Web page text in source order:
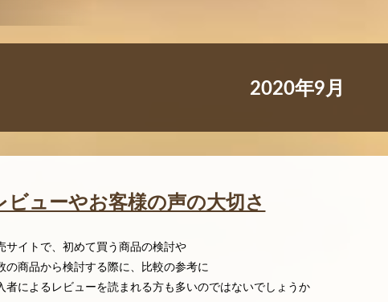
2020年9月
ビューやお客様の声の大切さ
サイトで、初めて買う商品の検討や
の商品から検討する際に、比較の参考に
者によるレビューを読まれる方も多いのではないでしょうか